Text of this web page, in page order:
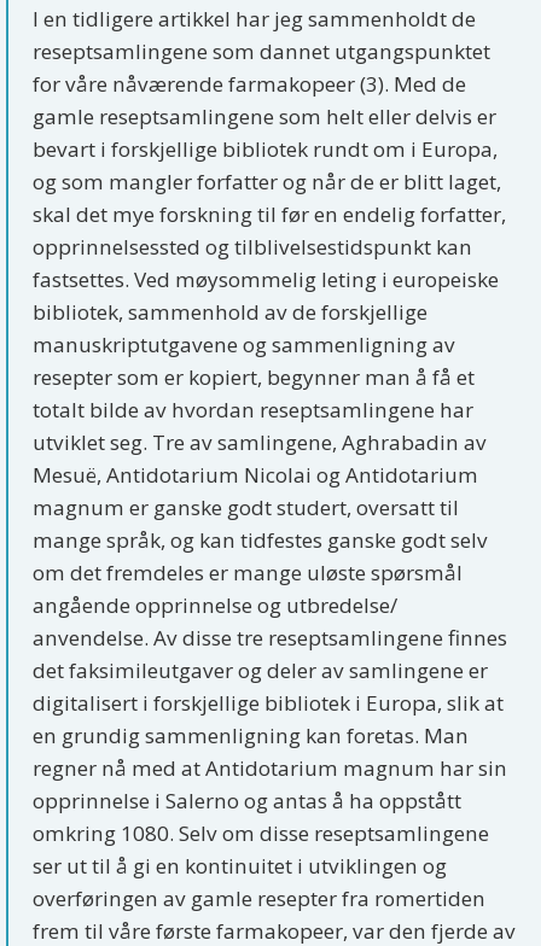
I en tidligere artikkel har jeg sammenholdt de
reseptsamlingene som dannet utgangspunktet
for våre nåværende farmakopeer (3). Med de
gamle reseptsamlingene som helt eller delvis er
bevart i forskjellige bibliotek rundt om i Europa,
og som mangler forfatter og når de er blitt laget,
skal det mye forskning til før en endelig forfatter,
opprinnelsessted og tilblivelsestidspunkt kan
fastsettes. Ved møysommelig leting i europeiske
bibliotek, sammenhold av de forskjellige
manuskriptutgavene og sammenligning av
resepter som er kopiert, begynner man å få et
totalt bilde av hvordan reseptsamlingene har
utviklet seg. Tre av samlingene, Aghrabadin av
Mesuë, Antidotarium Nicolai og Antidotarium
magnum er ganske godt studert, oversatt til
mange språk, og kan tidfestes ganske godt selv
om det fremdeles er mange uløste spørsmål
angående opprinnelse og utbredelse/
anvendelse. Av disse tre reseptsamlingene finnes
det faksimileutgaver og deler av samlingene er
digitalisert i forskjellige bibliotek i Europa, slik at
en grundig sammenligning kan foretas. Man
regner nå med at Antidotarium magnum har sin
opprinnelse i Salerno og antas å ha oppstått
omkring 1080. Selv om disse reseptsamlingene
ser ut til å gi en kontinuitet i utviklingen og
overføringen av gamle resepter fra romertiden
frem til våre første farmakopeer, var den fjerde av